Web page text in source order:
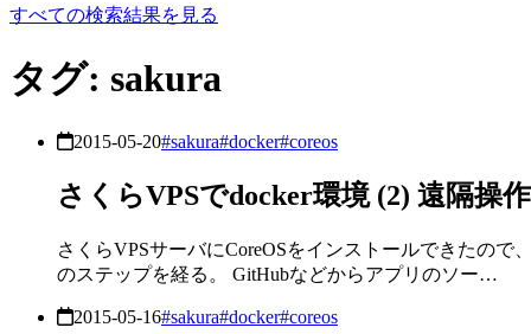
すべての検索結果を見る
タグ: sakura
2015-05-20#sakura#docker#coreos
さくらVPSでdocker環境 (2) 遠隔操
さくらVPSサーバにCoreOSをインストールできたの
のステップを経る。 GitHubなどからアプリのソー…
2015-05-16#sakura#docker#coreos